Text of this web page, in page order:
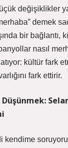
değişiklikler
demek
bir bağlantı,
nasıl
kültür fark
fark ettirir.
kendime